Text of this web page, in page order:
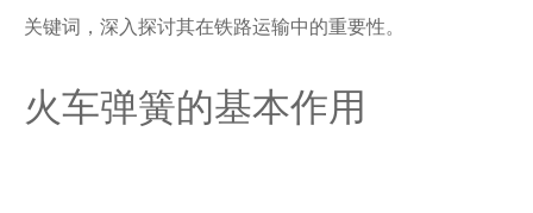
关键词，深入探讨其在铁路运输中的重要性。
火车弹簧的基本作用